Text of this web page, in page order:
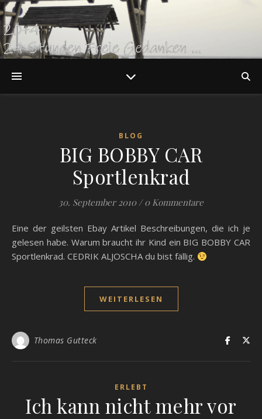
BLOG
BIG BOBBY CAR
Sportlenkrad
30. September 2010 / 0 Kommentare
Eine der geilsten Ebay Artikel Beschreibungen, die ich je
gelesen habe. Warum braucht ihr Kind ein BIG BOBBY CAR
Sportlenkrad. CEDRIK ALJOSCHA du bist fällig.
WEITERLESEN
Thomas Gutteck
ERLEBT
Ich kann nicht mehr vor